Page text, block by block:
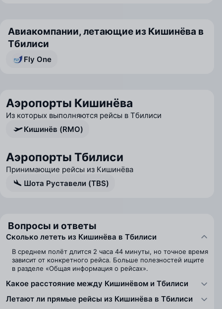
Авиакомпании, летающие из Кишинёва в
Тбилиси
Fly One
Аэропорты Кишинёва
Из которых выполняются рейсы в Тбилиси
Кишинёв (RMO)
Аэропорты Тбилиси
Принимающие рейсы из Кишинёва
Шота Руставели (TBS)
Вопросы и ответы
Сколько лететь из Кишинёва в Тбилиси
В среднем полёт длится 2 часа 44 минуты, но точное время
зависит от конкретного рейса. Больше полезностей ищите
в разделе «Общая информация о рейсах».
Какое расстояние между Кишинёвом и Тбилиси
Летают ли прямые рейсы из Кишинёва в Тбилиси